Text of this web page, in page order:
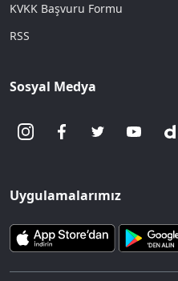
KVKK Başvuru Formu
RSS
Sosyal Medya
Uygulamalarımız